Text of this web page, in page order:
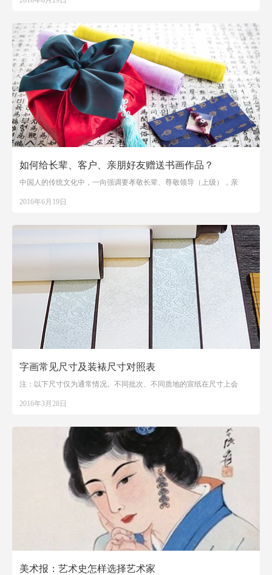
如何给长辈、客户、亲朋好友赠送书画作品？
中国人的传统文化中，一向强调要孝敬长辈、尊敬领导（上级），亲
2016年6月19日
字画常见尺寸及装裱尺寸对照表
注：以下尺寸仅为通常情况。不同批次、不同质地的宣纸在尺寸上会
2016年3月28日
美术报：艺术史怎样选择艺术家